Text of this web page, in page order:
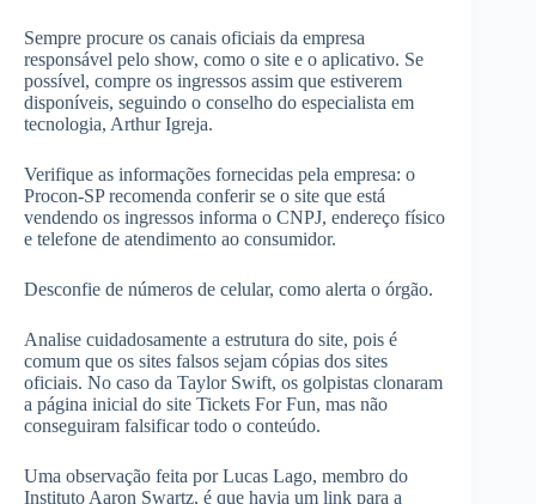
Sempre procure os canais oficiais da empresa
responsável pelo show, como o site e o aplicativo. Se
possível, compre os ingressos assim que estiverem
disponíveis, seguindo o conselho do especialista em
tecnologia, Arthur Igreja.
Verifique as informações fornecidas pela empresa: o
Procon-SP recomenda conferir se o site que está
vendendo os ingressos informa o CNPJ, endereço físico
e telefone de atendimento ao consumidor.
Desconfie de números de celular, como alerta o órgão.
Analise cuidadosamente a estrutura do site, pois é
comum que os sites falsos sejam cópias dos sites
oficiais. No caso da Taylor Swift, os golpistas clonaram
a página inicial do site Tickets For Fun, mas não
conseguiram falsificar todo o conteúdo.
Uma observação feita por Lucas Lago, membro do
Instituto Aaron Swartz, é que havia um link para a